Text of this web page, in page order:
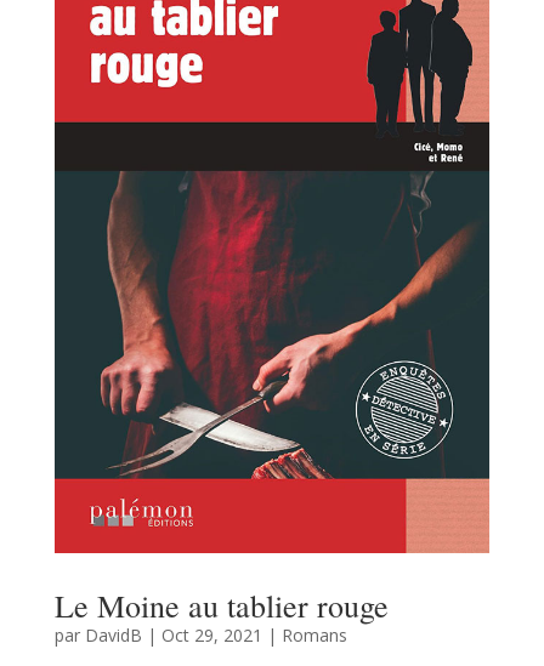
Le Moine au tablier rouge
par DavidB | Oct 29, 2021 | Romans